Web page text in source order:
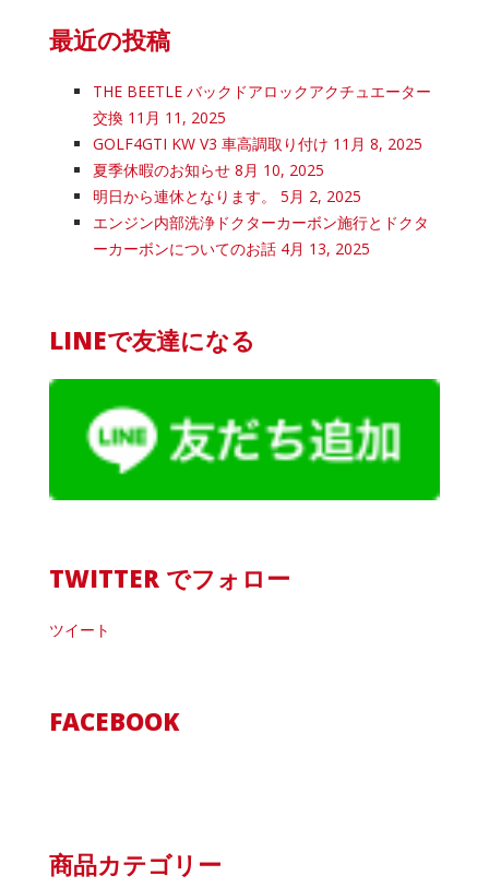
最近の投稿
THE BEETLE バックドアロックアクチュエーター
交換 11月 11, 2025
GOLF4GTI KW V3 車高調取り付け 11月 8, 2025
夏季休暇のお知らせ 8月 10, 2025
明日から連休となります。
5月 2, 2025
エンジン内部洗浄ドクターカーボン施行とドクタ
ーカーボンについてのお話 4月 13, 2025
LINEで友達になる
TWITTER でフォロー
ツイート
FACEBOOK
商品カテゴリー